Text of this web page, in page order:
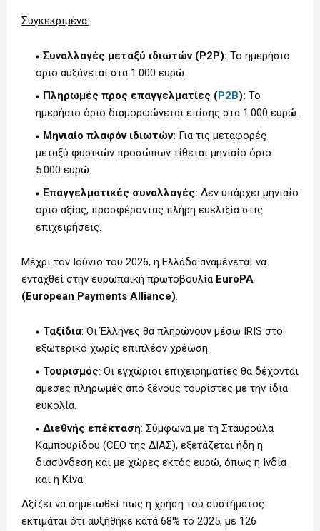
Συγκεκριμένα:
Συναλλαγές μεταξύ ιδιωτών (P2P): Το ημερήσιο
όριο αυξάνεται στα 1.000 ευρώ.
Πληρωμές προς επαγγελματίες (P2B): Το
ημερήσιο όριο διαμορφώνεται επίσης στα 1.000 ευρώ.
Μηνιαίο πλαφόν ιδιωτών: Για τις μεταφορές
μεταξύ φυσικών προσώπων τίθεται μηνιαίο όριο
5.000 ευρώ.
Επαγγελματικές συναλλαγές: Δεν υπάρχει μηνιαίο
όριο αξίας, προσφέροντας πλήρη ευελιξία στις
επιχειρήσεις.
Μέχρι τον Ιούνιο του 2026, η Ελλάδα αναμένεται να
ενταχθεί στην ευρωπαϊκή πρωτοβουλία EuroPA
(European Payments Alliance).
Ταξίδια: Οι Έλληνες θα πληρώνουν μέσω IRIS στο
εξωτερικό χωρίς επιπλέον χρέωση.
Τουρισμός: Οι εγχώριοι επιχειρηματίες θα δέχονται
άμεσες πληρωμές από ξένους τουρίστες με την ίδια
ευκολία.
Διεθνής επέκταση: Σύμφωνα με τη Σταυρούλα
Καμπουρίδου (CEO της ΔΙΑΣ), εξετάζεται ήδη η
διασύνδεση και με χώρες εκτός ευρώ, όπως η Ινδία
και η Κίνα.
Αξίζει να σημειωθεί πως η χρήση του συστήματος
εκτιμάται ότι αυξήθηκε κατά 68% το 2025, με 126